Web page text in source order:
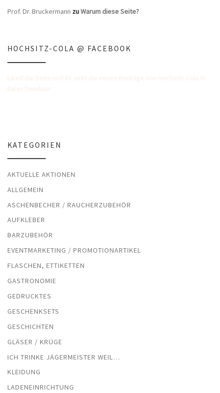
Prof. Dr. Bruckermann zuWarum diese Seite?
HOCHSITZ-COLA @ FACEBOOK
KATEGORIEN
AKTUELLE AKTIONEN
ALLGEMEIN
ASCHENBECHER / RAUCHERZUBEHÖR
AUFKLEBER
BARZUBEHÖR
EVENTMARKETING / PROMOTIONARTIKEL
FLASCHEN, ETTIKETTEN
GASTRONOMIE
GEDRUCKTES
GESCHENKSETS
GESCHICHTEN
GLÄSER / KRÜGE
ICH TRINKE JÄGERMEISTER WEIL…
KLEIDUNG
LADENEINRICHTUNG